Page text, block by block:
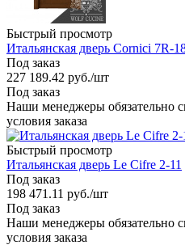
Быстрый просмотр
Итальянская дверь Cornici 7R-
Под заказ
227 189.42 руб./шт
Под заказ
Наши менеджеры обязательно
условия заказа
Быстрый просмотр
Итальянская дверь Le Cifre 2-11
Под заказ
198 471.11 руб./шт
Под заказ
Наши менеджеры обязательно
условия заказа